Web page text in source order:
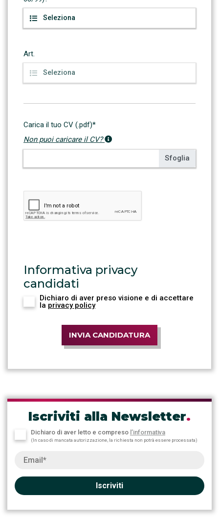
Art.
Carica il tuo CV (.pdf)*
Non puoi caricare il CV?
Informativa privacy
candidati
Dichiaro di aver preso visione e di accettare
la privacy policy
INVIA CANDIDATURA
Iscriviti alla Newsletter.
Dichiaro di aver letto e compreso l’informativa
(In caso di mancata autorizzazione, la richiesta non potrà essere processata)
Iscriviti